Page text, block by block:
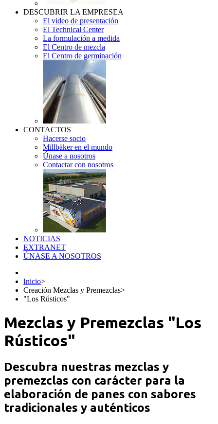
DESCUBRIR LA EMPRESEA
El video de presentación
El Technical Center
La formulación a medida
El Centro de mezcla
El Centro de germinación
CONTACTOS
Hacerse socio
Millbäker en el mundo
Únase a nosotros
Contactar con nosotros
NOTICIAS
EXTRANET
ÚNASE A NOSOTROS
Inicio>
Creación Mezclas y Premezclas>
"Los Rústicos"
Mezclas y Premezclas "Los
Rústicos"
Descubra nuestras mezclas y
premezclas con carácter para la
elaboración de panes con sabores
tradicionales y auténticos